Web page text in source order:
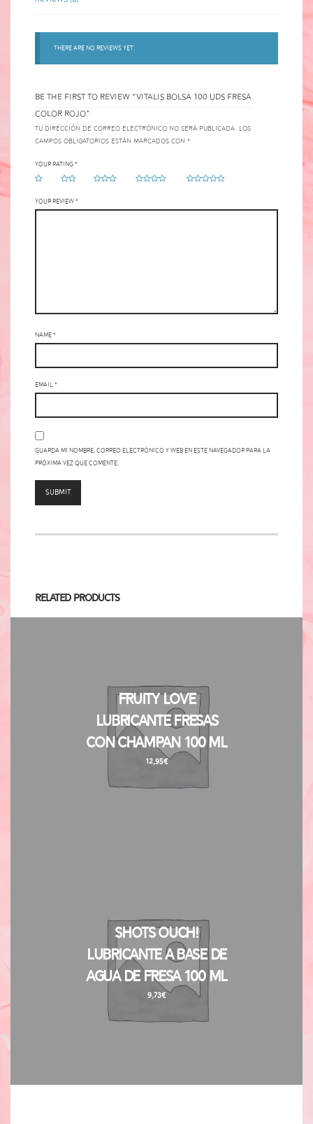
There are no reviews yet.
BE THE FIRST TO REVIEW “VITALIS BOLSA 100 UDS FRESA
COLOR ROJO”
Tu dirección de correo electrónico no será publicada. Los
campos obligatorios están marcados con *
Your rating*
Your review*
Name*
Email*
Guarda mi nombre, correo electrónico y web en este navegador para la
próxima vez que comente.
Related Products
Fruity Love
Lubricante Fresas
con Champan 100 ml
12,95€
Shots Ouch!
Lubricante a Base de
Agua de Fresa 100 ml
9,73€